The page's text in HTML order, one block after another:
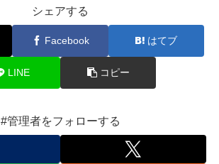
シェアする
Facebook はてブ
LINE コピー
#管理者をフォローする